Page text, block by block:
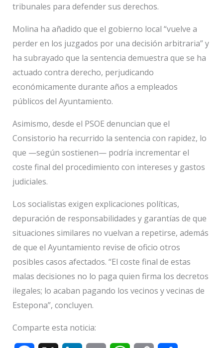
tribunales para defender sus derechos.
Molina ha añadido que el gobierno local “vuelve a
perder en los juzgados por una decisión arbitraria” y
ha subrayado que la sentencia demuestra que se ha
actuado contra derecho, perjudicando
económicamente durante años a empleados
públicos del Ayuntamiento.
Asimismo, desde el PSOE denuncian que el
Consistorio ha recurrido la sentencia con rapidez, lo
que —según sostienen— podría incrementar el
coste final del procedimiento con intereses y gastos
judiciales.
Los socialistas exigen explicaciones políticas,
depuración de responsabilidades y garantías de que
situaciones similares no vuelvan a repetirse, además
de que el Ayuntamiento revise de oficio otros
posibles casos afectados. “El coste final de estas
malas decisiones no lo paga quien firma los decretos
ilegales; lo acaban pagando los vecinos y vecinas de
Estepona”, concluyen.
Comparte esta noticia: